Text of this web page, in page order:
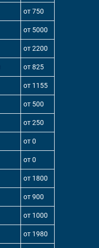
от 750
от 5000
от 2200
от 825
от 1155
от 500
от 250
от 0
от 0
от 1800
от 900
от 1000
от 1980